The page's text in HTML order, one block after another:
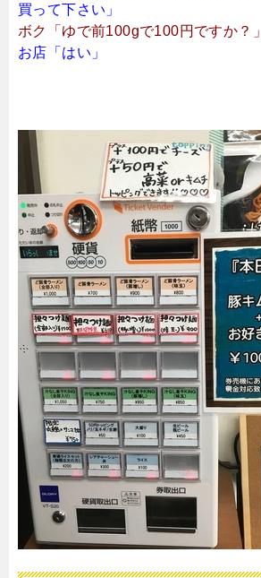
買って下さい」
ボク「ゆで前100gで100円ですか？」
お店「はい」